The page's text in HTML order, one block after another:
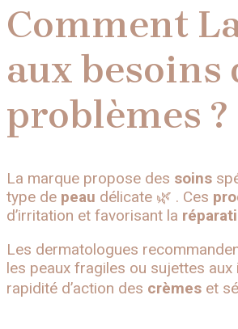
Comment
aux besoins
problèmes ?
La marque propose des soins
type de peau délicate 🌿 . Ces
d’irritation et favorisant la
Les dermatologues
les peaux fragiles ou sujettes
rapidité d’action des crèmes et